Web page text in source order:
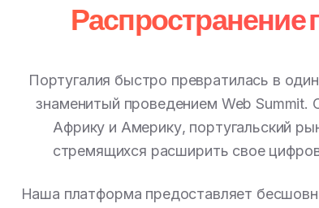
Распространение
Португалия быстро превратилась в
знаменитый проведением Web
Африку и Америку, португальский
стремящихся расширить свое
Наша платформа предоставляет